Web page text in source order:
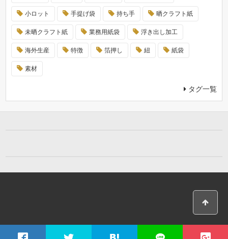
小ロット 手提げ袋 持ち手 晒クラフト紙
未晒クラフト紙 業務用紙袋 浮き出し加工
海外生産 特徴 箔押し 紐 紙袋
素材
タグ一覧